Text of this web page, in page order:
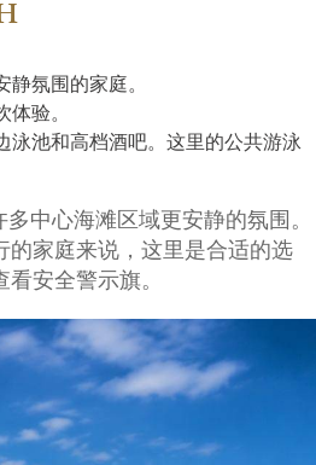
氛围的家庭。
验。
泳池和高档酒吧。这里的公共游泳
中心海滩区域更安静的氛围。
的家庭来说，这里是合适的选
安全警示旗。